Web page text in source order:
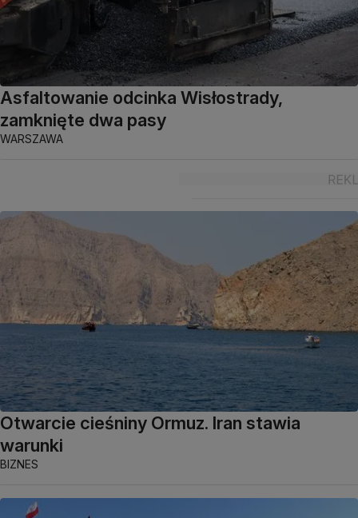
Asfaltowanie odcinka Wisłostrady,
zamknięte dwa pasy
WARSZAWA
Otwarcie cieśniny Ormuz. Iran stawia
warunki
BIZNES